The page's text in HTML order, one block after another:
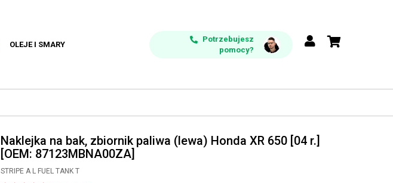
OLEJE I SMARY
Potrzebujesz
pomocy?
Naklejka na bak, zbiornik paliwa (lewa) Honda XR 650 [04 r.]
[OEM: 87123MBNA00ZA]
STRIPE A L FUEL TANK T